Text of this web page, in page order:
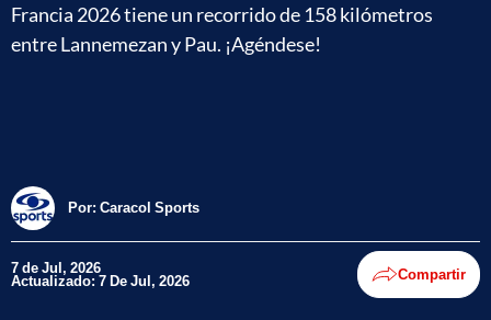
Francia 2026 tiene un recorrido de 158 kilómetros
entre Lannemezan y Pau. ¡Agéndese!
Por: Caracol Sports
7 de Jul, 2026
Actualizado: 7 De Jul, 2026 Compartir